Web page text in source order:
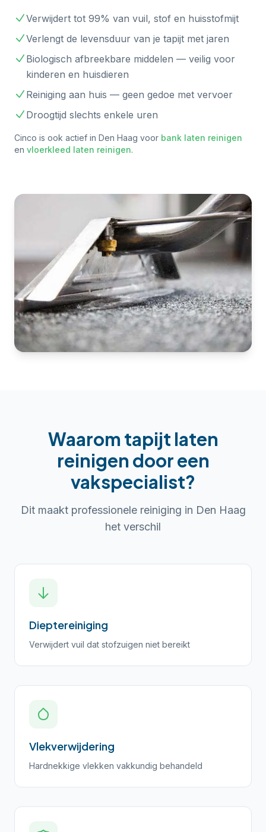
Verwijdert tot 99% van vuil, stof en huisstofmijt
Verlengt de levensduur van je tapijt met jaren
Biologisch afbreekbare middelen — veilig voor
kinderen en huisdieren
Reiniging aan huis — geen gedoe met vervoer
Droogtijd slechts enkele uren
Cinco is ook actief in Den Haag voor bank laten reinigen
en vloerkleed laten reinigen.
Waarom tapijt laten
reinigen door een
vakspecialist?
Dit maakt professionele reiniging in Den Haag
het verschil
Dieptereiniging
Verwijdert vuil dat stofzuigen niet bereikt
Vlekverwijdering
Hardnekkige vlekken vakkundig behandeld